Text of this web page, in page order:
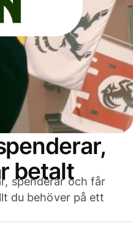
betalt
spenderar och får
du behöver på ett